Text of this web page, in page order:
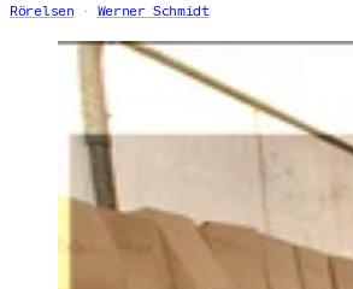
Rörelsen Werner Schmidt